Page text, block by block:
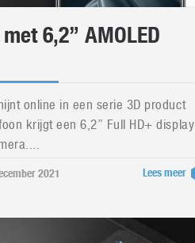
6,2” AMOLED
online in een serie 3D product
krijgt een 6,2” Full HD+ display
2021 Lees meer